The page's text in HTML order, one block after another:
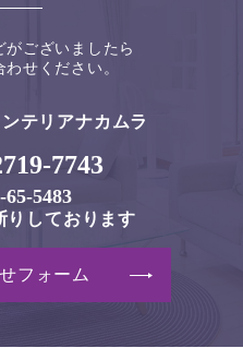
がございましたら
せください。
テリアナカムラ
7743
65-5483
しております
フォーム